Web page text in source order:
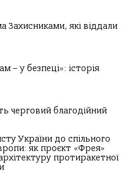
Захисниками, які віддали
– у безпеці»: історія
черговий благодійний
України до спільного
як проєкт «Фрея»
протиракетної